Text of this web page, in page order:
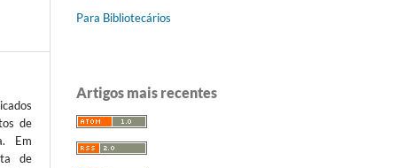
de
Em
de
Para Bibliotecários
Artigos mais recentes